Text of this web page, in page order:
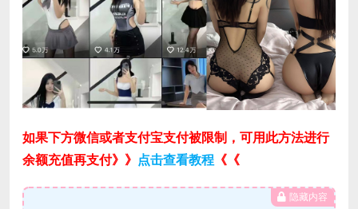
如果下方微信或者支付宝支付被限制，可用此方法进行
余额充值再支付》》 点击查看教程 《《
隐藏内容